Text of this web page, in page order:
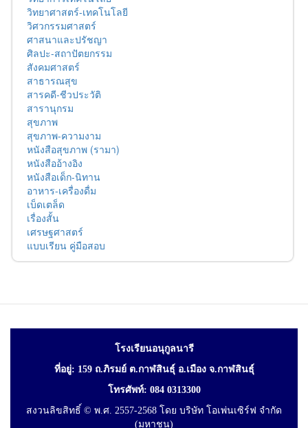
วิทยาศาสตร์-เทคโนโลยี
วิศวกรรมศาสตร์
ศาสนาและปรัชญา
ศิลปะ-สถาปัตยกรรม
สังคมศาสตร์
สาธารณสุข
สารคดี-ชีวประวัติ
สารานุกรม
สุขภาพ
สุขภาพ-ความงาม
หนังสือสุขภาพ (รามา)
หนังสืออ้างอิง
หนังสือเด็ก-นิทาน
อาหาร-เครื่องดื่ม
เบ็ดเตล็ด
เรื่องสั้น
เศรษฐศาสตร์
แบบเรียน คู่มือสอบ
โรงเรียนอนุกูลนารี
ที่อยู่: 159 ถ.ภิรมย์ ต.กาฬสินธุ์ อ.เมือง จ.กาฬสินธุ์
โทรศัพท์: 084 0313300
สงวนลิขสิทธิ์ © พ.ศ. 2557-2568 โดย บริษัท โอเพ่นเซิร์ฟ จำกัด
(มหาชน)